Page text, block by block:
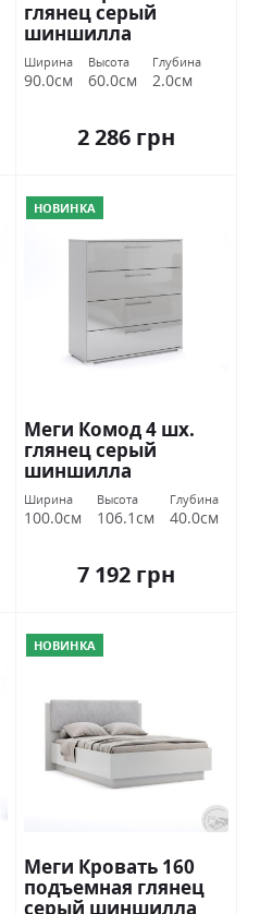
глянец серый
шиншилла
Миромарк
Ширина
90.0см
Высота
60.0см
Глубина
2.0см
2 286 грн
НОВИНКА
Меги Комод 4 шх.
глянец серый
шиншилла
Миромарк
Ширина
100.0см
Высота
106.1см
Глубина
40.0см
7 192 грн
НОВИНКА
Меги Кровать 160
подъемная глянец
серый шиншилла